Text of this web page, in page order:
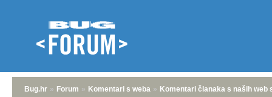
Bug.hr » Forum » Komentari s weba » Komentari članaka s naših web